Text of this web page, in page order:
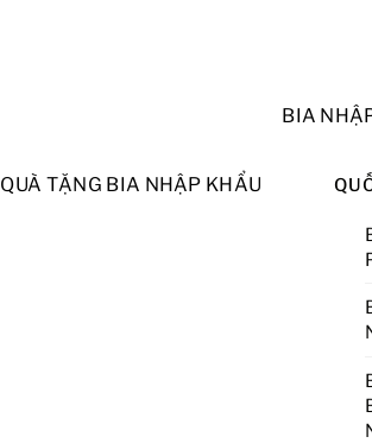
QUÀ TẶNG BIA NHẬP KHẨU
BIA